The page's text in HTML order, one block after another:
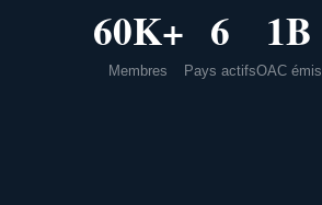
60K+
Membres
6
Pays actifs
1B
OAC émis